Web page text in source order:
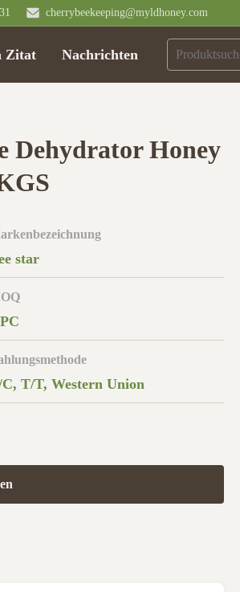
cherrybeekeeping@myldhoney.com
Zitat Nachrichten
Dehydrator Honey
star
T/T, Western Union